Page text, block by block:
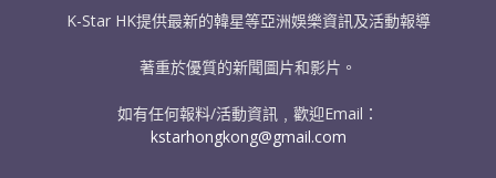
K-Star HK提供最新的韓星等亞洲娛樂資訊及活動報導
著重於優質的新聞圖片和影片。
如有任何報料/活動資訊﹐歡迎Email：
kstarhongkong@gmail.com